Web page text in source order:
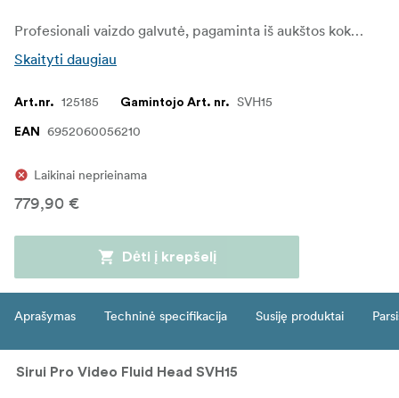
Profesionali vaizdo galvutė, pagaminta iš aukštos kokybės aliuminio lydinio. Visiškai NF blokuojanti hidraulinė amortizacija sukurta taip, kad užtikrintų sklandų veikimą nuo -40 ℃ iki 60 ℃. 7 pakopų atsvara ir bepakopis pasukimo ir pakreipimo vilkimo valdymo reguliavimas gali subalansuoti skirtingo dydžio ir svorio kameras, todėl valdymas yra idealus ir patogus.
Skaityti daugiau
Art.nr. 125185 Gamintojo Art. nr. SVH15
EAN 6952060056210
Laikinai neprieinama
779,90 €
Dėti į krepšelį
Aprašymas Techninė specifikacija Susiję produktai
Sirui Pro Video Fluid Head SVH15